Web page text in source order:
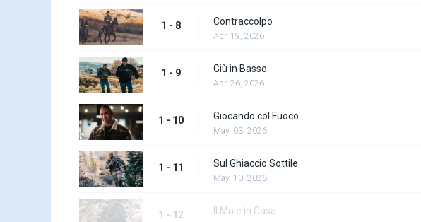
1 - 8 Contraccolpo
Apr. 19, 2026
1 - 9 Giù in Basso
Apr. 26, 2026
1 - 10 Giocando col Fuoco
May. 03, 2026
1 - 11 Sul Ghiaccio Sottile
May. 10, 2026
1 - 12 Il Male in Casa